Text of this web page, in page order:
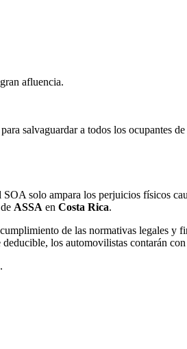
afluencia.
salvaguardar a todos los ocupantes de
solo ampara los perjuicios físicos
ASSA en Costa Rica.
de las normativas legales y
los automovilistas contarán